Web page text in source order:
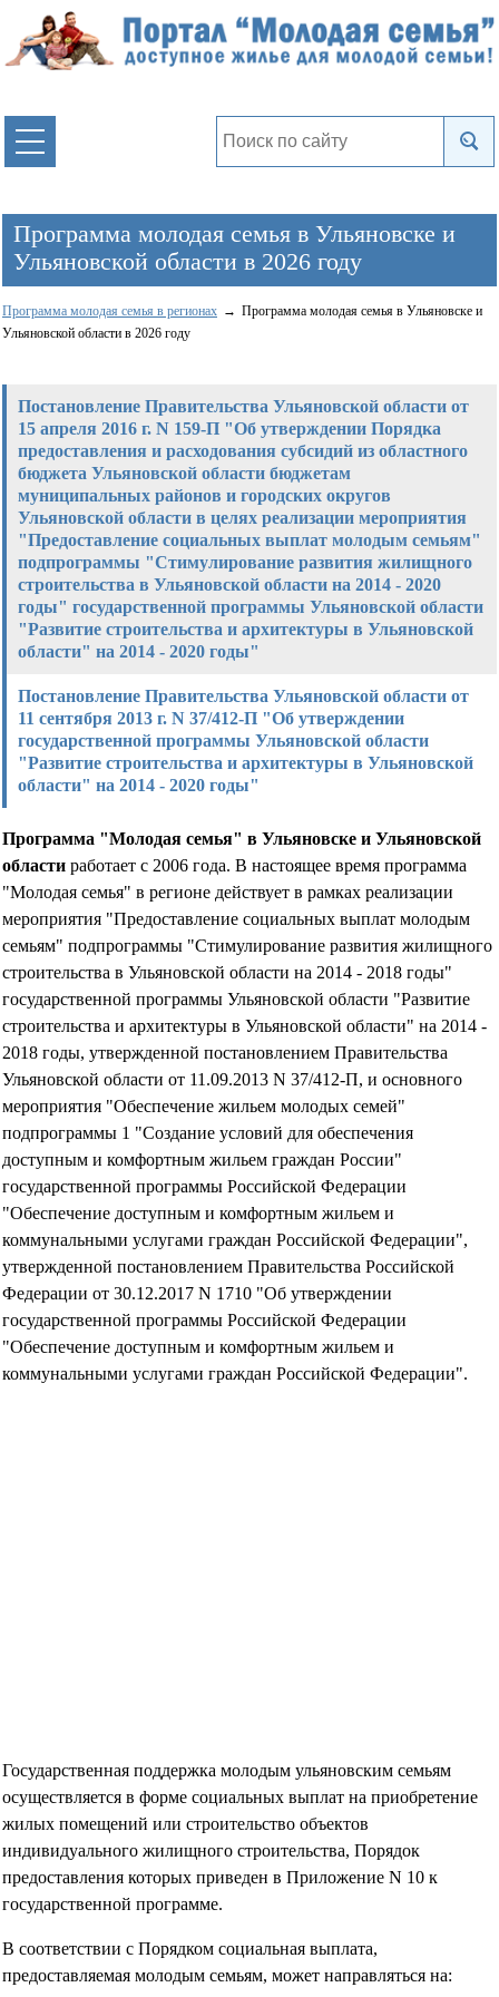
Программа молодая семья в Ульяновске и
Ульяновской области в 2026 году
Программа молодая семья в регионах
Программа молодая семья в Ульяновске и
Ульяновской области в 2026 году
Постановление Правительства Ульяновской области от
15 апреля 2016 г. N 159-П "Об утверждении Порядка
предоставления и расходования субсидий из областного
бюджета Ульяновской области бюджетам
муниципальных районов и городских округов
Ульяновской области в целях реализации мероприятия
"Предоставление социальных выплат молодым семьям"
подпрограммы "Стимулирование развития жилищного
строительства в Ульяновской области на 2014 - 2020
годы" государственной программы Ульяновской области
"Развитие строительства и архитектуры в Ульяновской
области" на 2014 - 2020 годы"
Постановление Правительства Ульяновской области от
11 сентября 2013 г. N 37/412-П "Об утверждении
государственной программы Ульяновской области
"Развитие строительства и архитектуры в Ульяновской
области" на 2014 - 2020 годы"
Программа "Молодая семья" в Ульяновске и Ульяновской
области работает с 2006 года. В настоящее время программа
"Молодая семья" в регионе действует в рамках реализации
мероприятия "Предоставление социальных выплат молодым
семьям" подпрограммы "Стимулирование развития жилищного
строительства в Ульяновской области на 2014 - 2018 годы"
государственной программы Ульяновской области "Развитие
строительства и архитектуры в Ульяновской области" на 2014 -
2018 годы, утвержденной постановлением Правительства
Ульяновской области от 11.09.2013 N 37/412-П, и основного
мероприятия "Обеспечение жильем молодых семей"
подпрограммы 1 "Создание условий для обеспечения
доступным и комфортным жильем граждан России"
государственной программы Российской Федерации
"Обеспечение доступным и комфортным жильем и
коммунальными услугами граждан Российской Федерации",
утвержденной постановлением Правительства Российской
Федерации от 30.12.2017 N 1710 "Об утверждении
государственной программы Российской Федерации
"Обеспечение доступным и комфортным жильем и
коммунальными услугами граждан Российской Федерации".
Государственная поддержка молодым ульяновским семьям
осуществляется в форме социальных выплат на приобретение
жилых помещений или строительство объектов
индивидуального жилищного строительства, Порядок
предоставления которых приведен в Приложение N 10 к
государственной программе.
В соответствии с Порядком социальная выплата,
предоставляемая молодым семьям, может направляться на: